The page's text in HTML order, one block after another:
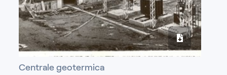
Centrale geotermica